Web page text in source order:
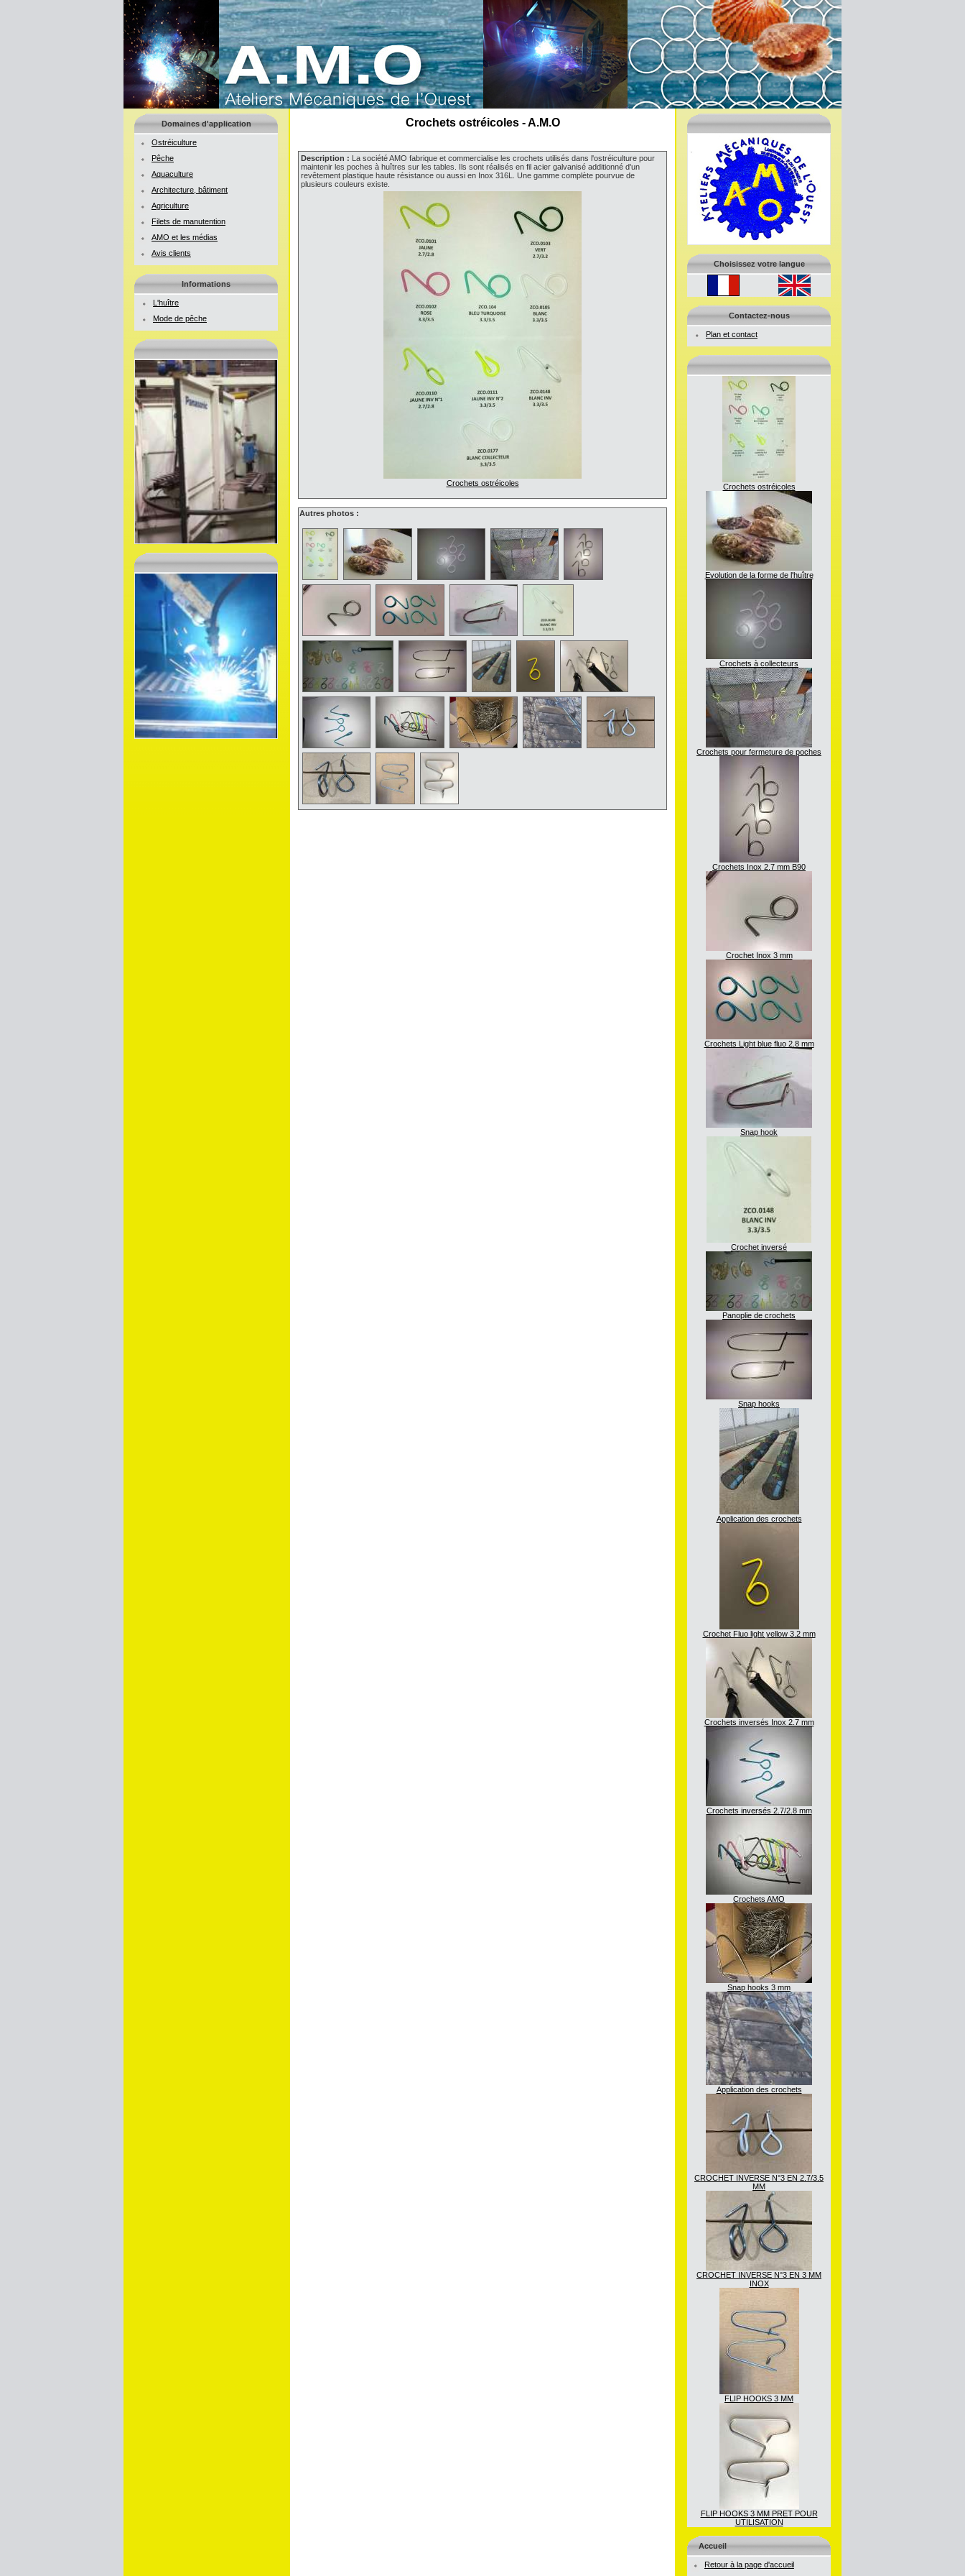
Domaines d'application
Ostréiculture
Pêche
Aquaculture
Architecture, bâtiment
Agriculture
Filets de manutention
AMO et les médias
Avis clients
Informations
L'huître
Mode de pêche
Crochets ostréicoles - A.M.O
Description : La société AMO fabrique et commercialise les crochets utilisés dans l'ostréiculture pour
maintenir les poches à huîtres sur les tables. Ils sont réalisés en fil acier galvanisé additionné d'un
revêtement plastique haute résistance ou aussi en Inox 316L. Une gamme complète pourvue de
plusieurs couleurs existe.
Crochets ostréicoles
Autres photos :
Choisissez votre langue
Contactez-nous
Plan et contact
Crochets ostréicoles
Evolution de la forme de l'huître
Crochets à collecteurs
Crochets pour fermeture de poches
Crochets Inox 2.7 mm B90
Crochet Inox 3 mm
Crochets Light blue fluo 2.8 mm
Snap hook
Crochet inversé
Panoplie de crochets
Snap hooks
Application des crochets
Crochet Fluo light yellow 3.2 mm
Crochets inversés Inox 2.7 mm
Crochets inversés 2.7/2.8 mm
Crochets AMO
Snap hooks 3 mm
Application des crochets
CROCHET INVERSE N°3 EN 2.7/3.5
MM
CROCHET INVERSE N°3 EN 3 MM
INOX
FLIP HOOKS 3 MM
FLIP HOOKS 3 MM PRET POUR
UTILISATION
Accueil
Retour à la page d'accueil